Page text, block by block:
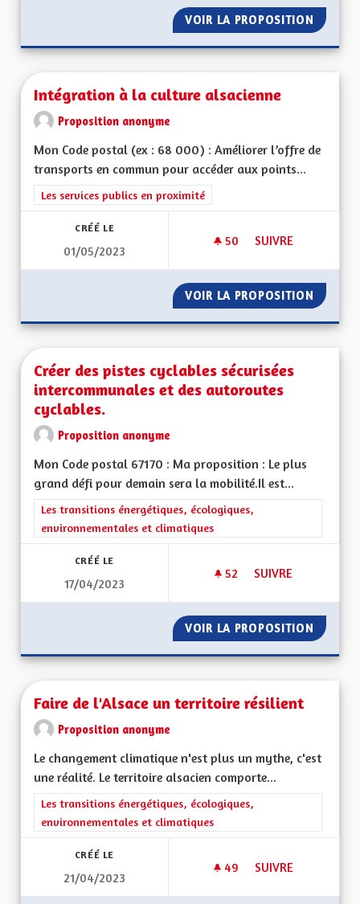
VOIR LA PROPOSITION
Intégration à la culture alsacienne
Proposition anonyme
Mon Code postal (ex : 68 000) : Améliorer l’offre de
transports en commun pour accéder aux points...
Filtrer les résultats de la catégorie : Les services publics en
Les services publics en proximité
CRÉÉ LE
01/05/2023
50 50 ABONNÉS
SUIVRE
VOIR LA PROPOSITION
Créer des pistes cyclables sécurisées
intercommunales et des autoroutes
cyclables.
Proposition anonyme
Mon Code postal 67170 : Ma proposition : Le plus
grand défi pour demain sera la mobilité.Il est...
Filtrer les résultats de la catégorie : Les transitions
Les transitions énergétiques, écologiques,
environnementales et climatiques
CRÉÉ LE
17/04/2023
52 52 ABONNÉS
SUIVRE
VOIR LA PROPOSITION
Faire de l'Alsace un territoire résilient
Proposition anonyme
Le changement climatique n'est plus un mythe, c'est
une réalité. Le territoire alsacien comporte...
Filtrer les résultats de la catégorie : Les transitions
Les transitions énergétiques, écologiques,
environnementales et climatiques
CRÉÉ LE
21/04/2023
49 49 ABONNÉS
SUIVRE